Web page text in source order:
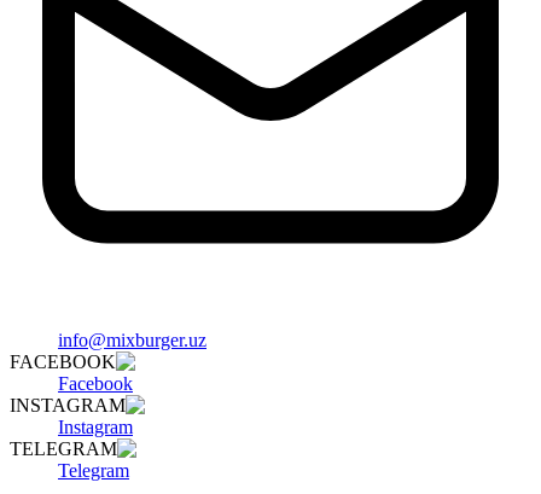
info@mixburger.uz
FACEBOOK
Facebook
INSTAGRAM
Instagram
TELEGRAM
Telegram